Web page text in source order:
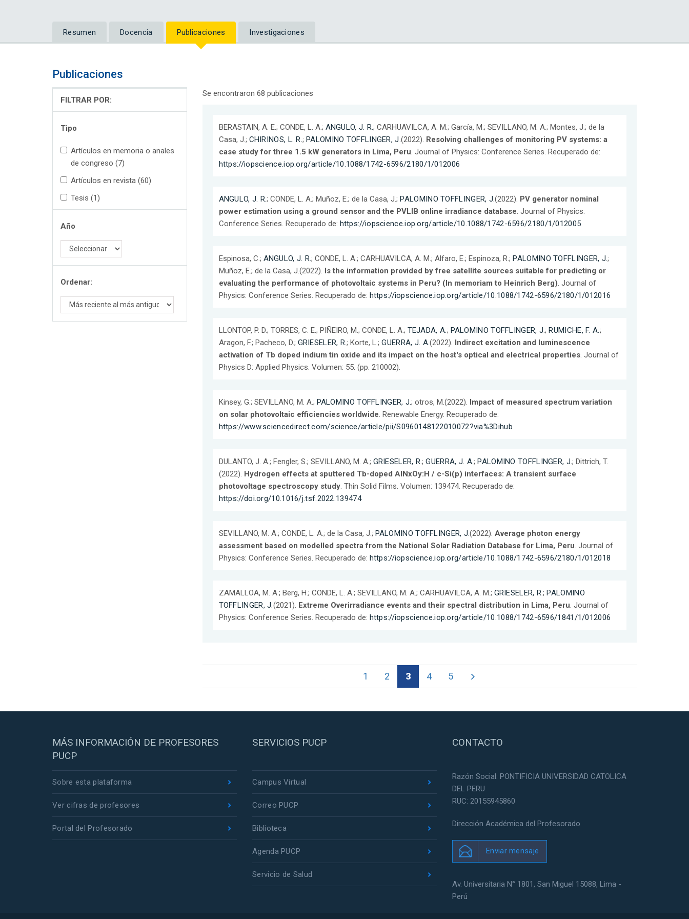
Resumen Docencia Publicaciones Investigaciones
Publicaciones
FILTRAR POR:
Tipo
Artículos en memoria o anales
de congreso (7)
Artículos en revista (60)
Tesis (1)
Año
Ordenar:
Se encontraron 68 publicaciones
BERASTAIN, A. E.; CONDE, L. A.; ANGULO, J. R.; CARHUAVILCA, A. M.; García, M.; SEVILLANO, M. A.; Montes, J.; de la
Casa, J.; CHIRINOS, L. R.; PALOMINO TOFFLINGER, J.(2022). Resolving challenges of monitoring PV systems: a
case study for three 1.5 kW generators in Lima, Peru. Journal of Physics: Conference Series. Recuperado de:
https://iopscience.iop.org/article/10.1088/1742-6596/2180/1/012006
ANGULO, J. R.; CONDE, L. A.; Muñoz, E.; de la Casa, J.; PALOMINO TOFFLINGER, J.(2022). PV generator nominal
power estimation using a ground sensor and the PVLIB online irradiance database. Journal of Physics:
Conference Series. Recuperado de: https://iopscience.iop.org/article/10.1088/1742-6596/2180/1/012005
Espinosa, C.; ANGULO, J. R.; CONDE, L. A.; CARHUAVILCA, A. M.; Alfaro, E.; Espinoza, R.; PALOMINO TOFFLINGER, J.;
Muñoz, E.; de la Casa, J.(2022). Is the information provided by free satellite sources suitable for predicting or
evaluating the performance of photovoltaic systems in Peru? (In memoriam to Heinrich Berg). Journal of
Physics: Conference Series. Recuperado de: https://iopscience.iop.org/article/10.1088/1742-6596/2180/1/012016
LLONTOP, P. D.; TORRES, C. E.; PIÑEIRO, M.; CONDE, L. A.; TEJADA, A.; PALOMINO TOFFLINGER, J.; RUMICHE, F. A.;
Aragon, F.; Pacheco, D.; GRIESELER, R.; Korte, L.;GUERRA, J. A.(2022). Indirect excitation and luminescence
activation of Tb doped indium tin oxide and its impact on the host's optical and electrical properties. Journal of
Physics D: Applied Physics. Volumen: 55. (pp. 210002).
Kinsey, G.; SEVILLANO, M. A.; PALOMINO TOFFLINGER, J.; otros, M.(2022). Impact of measured spectrum variation
on solar photovoltaic efficiencies worldwide. Renewable Energy. Recuperado de:
https://www.sciencedirect.com/science/article/pii/S0960148122010072?via%3Dihub
DULANTO, J. A.; Fengler, S.; SEVILLANO, M. A.; GRIESELER, R.;GUERRA, J. A.; PALOMINO TOFFLINGER, J.; Dittrich, T.
(2022). Hydrogen effects at sputtered Tb-doped AlNxOy:H / c-Si(p) interfaces: A transient surface
photovoltage spectroscopy study. Thin Solid Films. Volumen: 139474. Recuperado de:
https://doi.org/10.1016/j.tsf.2022.139474
SEVILLANO, M. A.; CONDE, L. A.; de la Casa, J.; PALOMINO TOFFLINGER, J.(2022).Average photon energy
assessment based on modelled spectra from the National Solar Radiation Database for Lima, Peru. Journal of
Physics: Conference Series. Recuperado de: https://iopscience.iop.org/article/10.1088/1742-6596/2180/1/012018
ZAMALLOA, M. A.; Berg, H.; CONDE, L. A.; SEVILLANO, M. A.; CARHUAVILCA, A. M.; GRIESELER, R.; PALOMINO
TOFFLINGER, J.(2021). Extreme Overirradiance events and their spectral distribution in Lima, Peru. Journal of
Physics: Conference Series. Recuperado de: https://iopscience.iop.org/article/10.1088/1742-6596/1841/1/012006
1 2 3 4 5
MÁS INFORMACIÓN DE PROFESORES
PUCP
Sobre esta plataforma
Ver cifras de profesores
Portal del Profesorado
SERVICIOS PUCP
Campus Virtual
Correo PUCP
Biblioteca
Agenda PUCP
Servicio de Salud
CONTACTO
Razón Social: PONTIFICIA UNIVERSIDAD CATOLICA
DEL PERU
RUC: 20155945860
Dirección Académica del Profesorado
Enviar mensaje
Av. Universitaria N° 1801, San Miguel 15088, Lima -
Perú